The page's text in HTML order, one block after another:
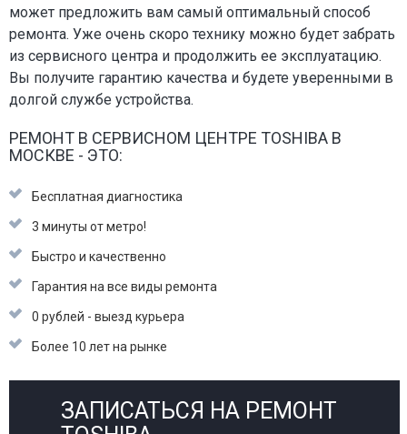
может предложить вам самый оптимальный способ
ремонта. Уже очень скоро технику можно будет забрать
из сервисного центра и продолжить ее эксплуатацию.
Вы получите гарантию качества и будете уверенными в
долгой службе устройства.
РЕМОНТ В СЕРВИСНОМ ЦЕНТРЕ TOSHIBA В
МОСКВЕ - ЭТО:
Бесплатная диагностика
3 минуты от метро!
Быстро и качественно
Гарантия на все виды ремонта
0 рублей - выезд курьера
Более 10 лет на рынке
ЗАПИСАТЬСЯ НА РЕМОНТ